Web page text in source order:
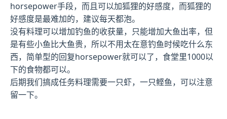
horsepower手段，而且可以加狐狸的好感度，而狐狸的
好感度是最难加的，建议每天都泡。
没有料理可以增加钓鱼的收获量，只能增加大鱼出率，但
是有些小鱼比大鱼贵，所以不用太在意钓鱼时候吃什么东
西，简单型的回复horsepower就可以了，食堂里1000以
下的食物都可以。
后期我们搞成任务料理需要一只虾，一只鲣鱼，可以注意
留一下。